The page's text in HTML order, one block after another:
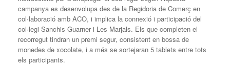
campanya es desenvolupa des de la Regidoria de Comerç en
col·laboració amb ACO, i implica la connexió i participació del
col·legi Sanchis Guarner i Les Marjals. Els que completen el
recorregut tindran un premi segur, consistent en bossa de
monedes de xocolate, i a més se sortejaran 5 tablets entre tots
els participants.